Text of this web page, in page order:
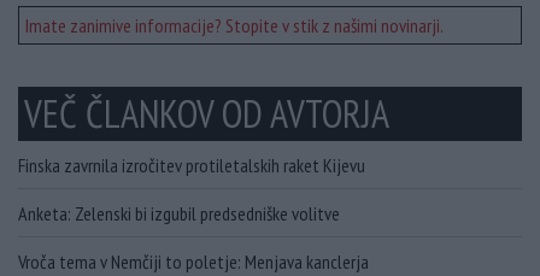
Imate zanimive informacije? Stopite v stik z našimi novinarji.
VEČ ČLANKOV OD AVTORJA
Finska zavrnila izročitev protiletalskih raket Kijevu
Anketa: Zelenski bi izgubil predsedniške volitve
Vroča tema v Nemčiji to poletje: Menjava kanclerja